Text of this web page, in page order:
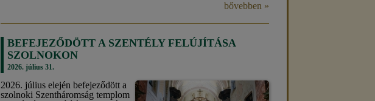
bővebben »
BEFEJEZŐDÖTT A SZENTÉLY FELÚJÍTÁSA
SZOLNOKON
2026. július 31.
2026. július elején befejeződött a
szolnoki Szentháromság templom